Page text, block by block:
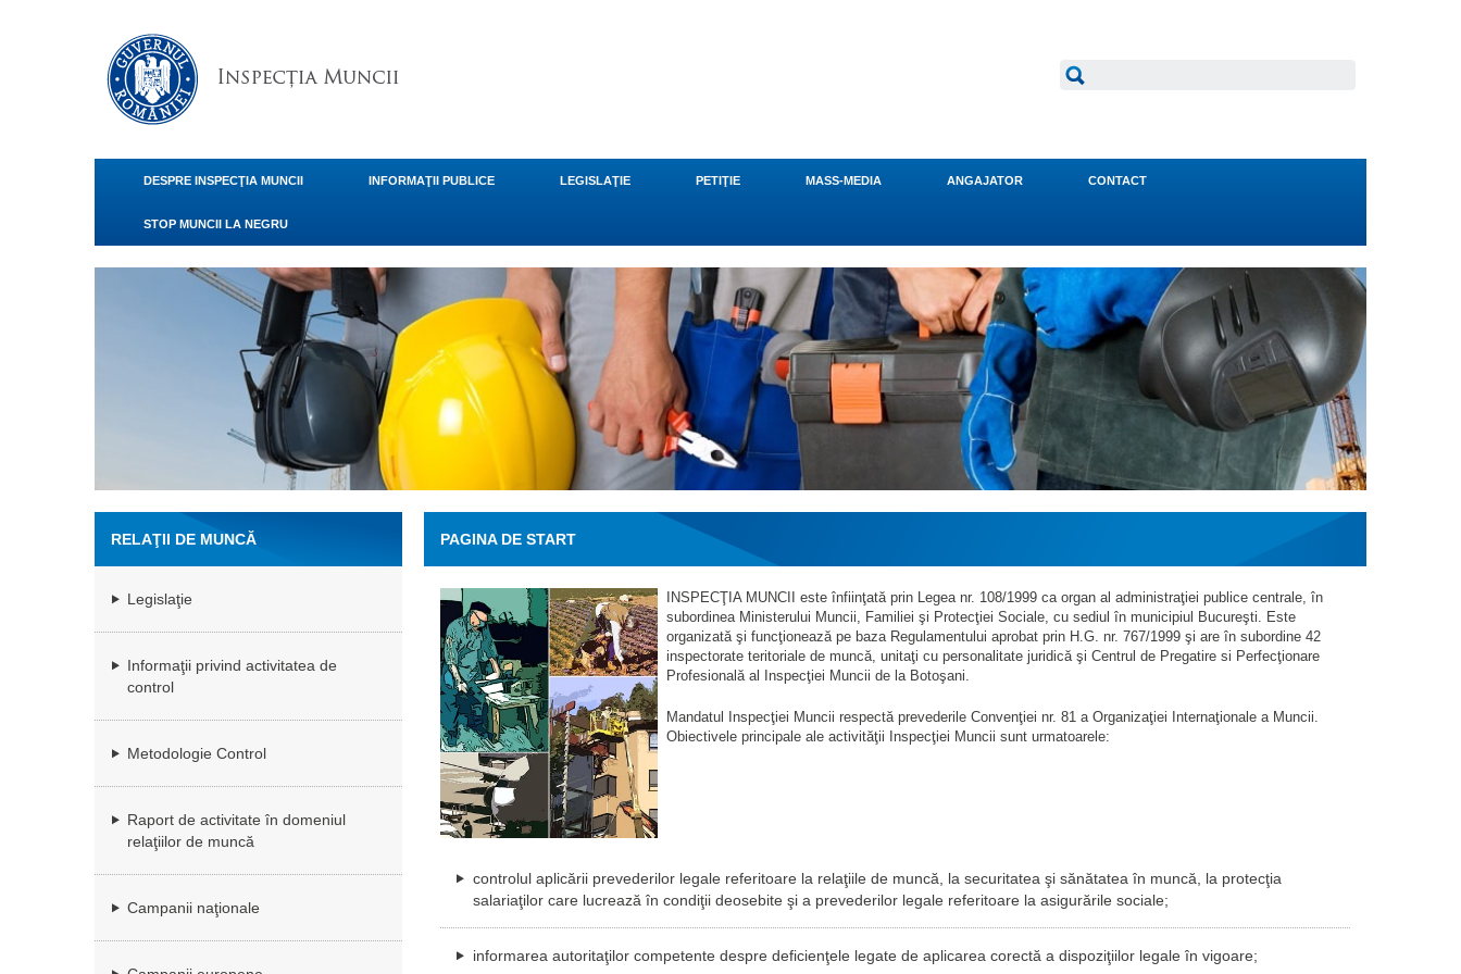
DESPRE INSPECŢIA MUNCII INFORMAŢII PUBLICE LEGISLAŢIE PETIŢIE MASS-MEDIA ANGAJATOR CONTACT
STOP MUNCII LA NEGRU
RELAŢII DE MUNCĂ
Legislaţie
Informaţii privind activitatea de
control
Metodologie Control
Raport de activitate în domeniul
relaţiilor de muncă
Campanii naţionale
PAGINA DE START
INSPECŢIA MUNCII este înfiinţată prin Legea nr. 108/1999 ca organ al administraţiei publice centrale, în
subordinea Ministerului Muncii, Familiei şi Protecţiei Sociale, cu sediul în municipiul Bucureşti. Este
organizată şi funcţionează pe baza Regulamentului aprobat prin H.G. nr. 767/1999 şi are în subordine 42
inspectorate teritoriale de muncă, unitaţi cu personalitate juridică şi Centrul de Pregatire si Perfecţionare
Profesională al Inspecţiei Muncii de la Botoşani.
Mandatul Inspecţiei Muncii respectă prevederile Convenţiei nr. 81 a Organizaţiei Internaţionale a Muncii.
Obiectivele principale ale activităţii Inspecţiei Muncii sunt urmatoarele:
controlul aplicării prevederilor legale referitoare la relaţiile de muncă, la securitatea şi sănătatea în muncă, la protecţia
salariaţilor care lucrează în condiţii deosebite şi a prevederilor legale referitoare la asigurările sociale;
informarea autoritaţilor competente despre deficienţele legate de aplicarea corectă a dispoziţiilor legale în vigoare;